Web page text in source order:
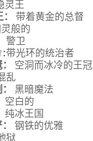
灵王
带着黄金的总督
灵般的
警卫
:带光环的统治者
空洞而冰冷的王冠
乱
黑暗魔法
空白的
纯冰王国
钢铁的优雅
狱